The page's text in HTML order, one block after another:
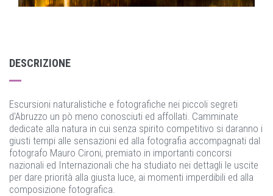
DESCRIZIONE
Escursioni naturalistiche e fotografiche nei piccoli segreti
d'Abruzzo un pò meno conosciuti ed affollati. Camminate
dedicate alla natura in cui senza spirito competitivo si daranno i
giusti tempi alle sensazioni ed alla fotografia accompagnati dal
fotografo Mauro Cironi, premiato in importanti concorsi
nazionali ed Internazionali che ha studiato nei dettagli le uscite
per dare priorità alla giusta luce, ai momenti imperdibili ed alla
composizione fotografica.